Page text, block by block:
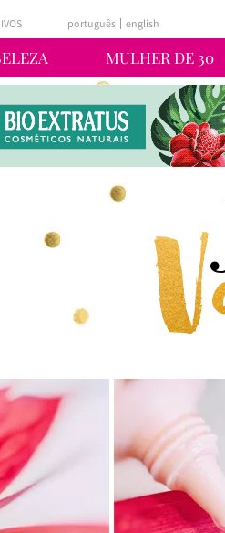
MULHER DE 30
português english